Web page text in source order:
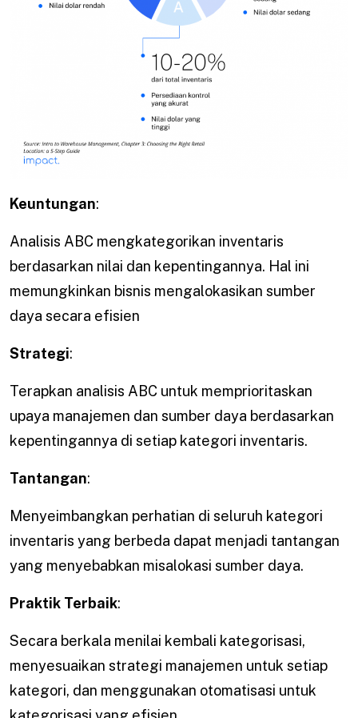
Keuntungan:
Analisis ABC mengkategorikan inventaris
berdasarkan nilai dan kepentingannya. Hal ini
memungkinkan bisnis mengalokasikan sumber
daya secara efisien
Strategi:
Terapkan analisis ABC untuk memprioritaskan
upaya manajemen dan sumber daya berdasarkan
kepentingannya di setiap kategori inventaris.
Tantangan:
Menyeimbangkan perhatian di seluruh kategori
inventaris yang berbeda dapat menjadi tantangan
yang menyebabkan misalokasi sumber daya.
Praktik Terbaik:
Secara berkala menilai kembali kategorisasi,
menyesuaikan strategi manajemen untuk setiap
kategori, dan menggunakan otomatisasi untuk